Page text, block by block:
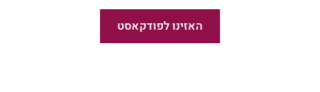
האזינו לפודקאסט